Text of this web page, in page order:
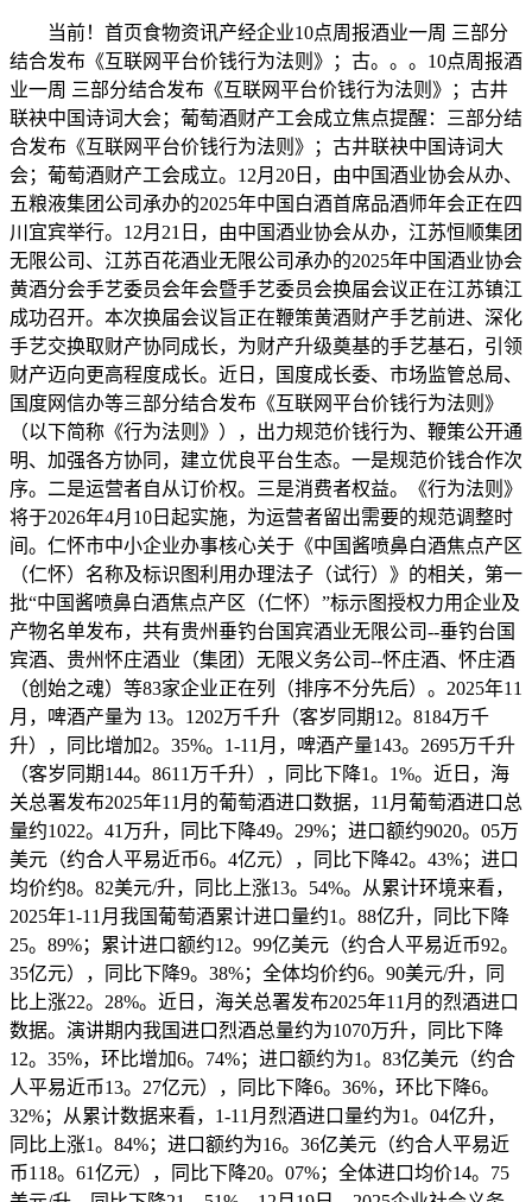
当前！首页食物资讯产经企业10点周报酒业一周 三部分
结合发布《互联网平台价钱行为法则》；古。。。10点周报酒
业一周 三部分结合发布《互联网平台价钱行为法则》；古井
联袂中国诗词大会；葡萄酒财产工会成立焦点提醒：三部分结
合发布《互联网平台价钱行为法则》；古井联袂中国诗词大
会；葡萄酒财产工会成立。12月20日，由中国酒业协会从办、
五粮液集团公司承办的2025年中国白酒首席品酒师年会正在四
川宜宾举行。12月21日，由中国酒业协会从办，江苏恒顺集团
无限公司、江苏百花酒业无限公司承办的2025年中国酒业协会
黄酒分会手艺委员会年会暨手艺委员会换届会议正在江苏镇江
成功召开。本次换届会议旨正在鞭策黄酒财产手艺前进、深化
手艺交换取财产协同成长，为财产升级奠基的手艺基石，引领
财产迈向更高程度成长。近日，国度成长委、市场监管总局、
国度网信办等三部分结合发布《互联网平台价钱行为法则》
（以下简称《行为法则》），出力规范价钱行为、鞭策公开通
明、加强各方协同，建立优良平台生态。一是规范价钱合作次
序。二是运营者自从订价权。三是消费者权益。《行为法则》
将于2026年4月10日起实施，为运营者留出需要的规范调整时
间。仁怀市中小企业办事核心关于《中国酱喷鼻白酒焦点产区
（仁怀）名称及标识图利用办理法子（试行）》的相关，第一
批“中国酱喷鼻白酒焦点产区（仁怀）”标示图授权力用企业及
产物名单发布，共有贵州垂钓台国宾酒业无限公司--垂钓台国
宾酒、贵州怀庄酒业（集团）无限义务公司--怀庄酒、怀庄酒
（创始之魂）等83家企业正在列（排序不分先后）。2025年11
月，啤酒产量为 13。1202万千升（客岁同期12。8184万千
升），同比增加2。35%。1-11月，啤酒产量143。2695万千升
（客岁同期144。8611万千升），同比下降1。1%。近日，海
关总署发布2025年11月的葡萄酒进口数据，11月葡萄酒进口总
量约1022。41万升，同比下降49。29%；进口额约9020。05万
美元（约合人平易近币6。4亿元），同比下降42。43%；进口
均价约8。82美元/升，同比上涨13。54%。从累计环境来看，
2025年1-11月我国葡萄酒累计进口量约1。88亿升，同比下降
25。89%；累计进口额约12。99亿美元（约合人平易近币92。
35亿元），同比下降9。38%；全体均价约6。90美元/升，同
比上涨22。28%。近日，海关总署发布2025年11月的烈酒进口
数据。演讲期内我国进口烈酒总量约为1070万升，同比下降
12。35%，环比增加6。74%；进口额约为1。83亿美元（约合
人平易近币13。27亿元），同比下降6。36%，环比下降6。
32%；从累计数据来看，1-11月烈酒进口量约为1。04亿升，
同比上涨1。84%；进口额约为16。36亿美元（约合人平易近
币118。61亿元），同比下降20。07%；全体进口均价14。75